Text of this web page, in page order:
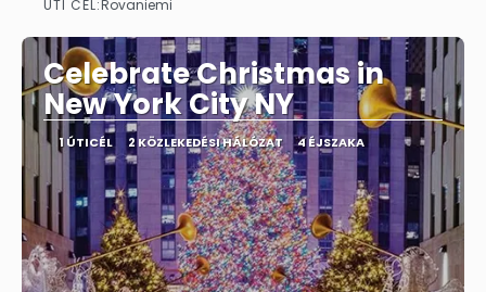
ÚTI CÉL:Rovaniemi
Celebrate Christmas in
New York City NY
1 ÚTICÉL 2 KÖZLEKEDÉSI HÁLÓZAT 4 ÉJSZAKA